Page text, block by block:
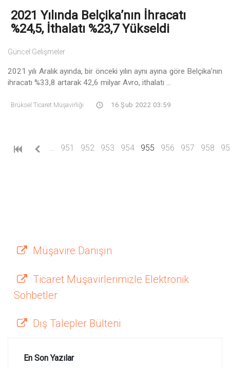
2021 Yılında Belçika’nın İhracatı
%24,5, İthalatı %23,7 Yükseldi
Güncel Gelişmeler
2021 yılı Aralık ayında, bir önceki yılın aynı ayına göre Belçika’nın
ihracatı %33,8 artarak 42,6 milyar Avro, ithalatı ...
Brüksel Ticaret Müşavirliği 16 Şub 2022 03:59
951 952 953 954 955 (current)
956 957 958
Müşavire Danışın
Ticaret Müşavirlerimizle Elektronik
Sohbetler
Dış Talepler Bülteni
En Son Yazılar